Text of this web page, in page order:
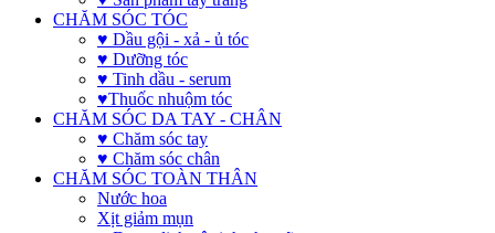
CHĂM SÓC TÓC
♥ Dầu gội - xả - ủ tóc
♥ Dưỡng tóc
♥ Tinh dầu - serum
♥Thuốc nhuộm tóc
CHĂM SÓC DA TAY - CHÂN
♥ Chăm sóc tay
♥ Chăm sóc chân
CHĂM SÓC TOÀN THÂN
Nước hoa
Xịt giảm mụn